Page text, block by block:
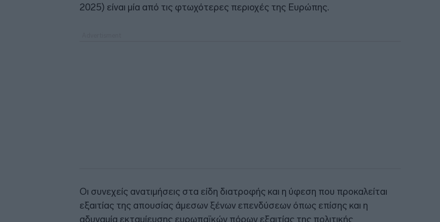
2025) είναι μία από τις φτωχότερες περιοχές της Ευρώπης.
Οι συνεχείς ανατιμήσεις στα είδη διατροφής και η ύφεση που προκαλείται
εξαιτίας της απουσίας άμεσων ξένων επενδύσεων όπως επίσης και η
αδυναμία εκταμίευσης ευρωπαϊκών πόρων εξαιτίας της πολιτικής